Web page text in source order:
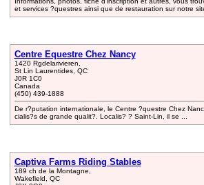
et services ?questres ainsi que de restauration sur notre
Centre Equestre Chez Nancy
1420 Rgdelarivieren,
St Lin Laurentides, QC
J0R 1C0
Canada
(450) 439-1888
De r?putation internationale, le Centre ?questre Chez
cialis?s de grande qualit?. Localis? ? Saint-Lin, il se ...
Captiva Farms Riding Stables
189 ch de la Montagne,
Wakefield, QC